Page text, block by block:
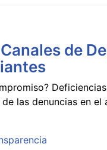
de
las denuncias en el